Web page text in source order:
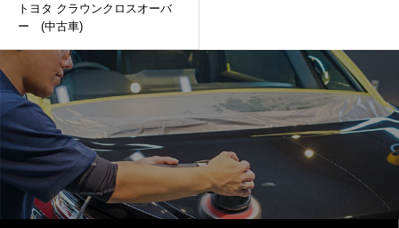
トヨタ クラウンクロスオーバ
ー (中古車)